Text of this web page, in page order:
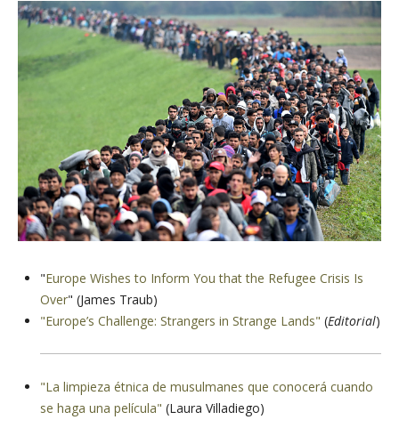
"Europe Wishes to Inform You that the Refugee Crisis Is
Over" (James Traub)
"Europe’s Challenge: Strangers in Strange Lands" (Editorial)
"La limpieza étnica de musulmanes que conocerá cuando
se haga una película" (Laura Villadiego)